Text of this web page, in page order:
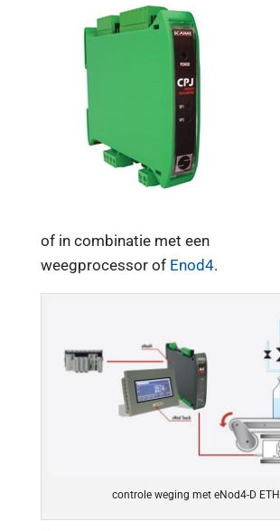
of in combinatie met een
weegprocessor of Enod4.
controle weging met eNod4-D ETH